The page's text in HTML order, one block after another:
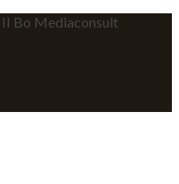
Bo Mediaconsult